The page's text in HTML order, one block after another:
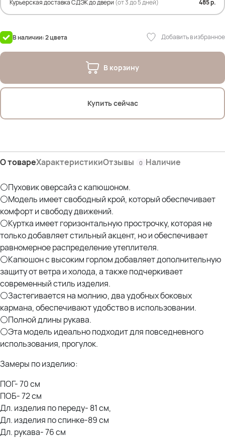
Дл. изделия по переду- 81 см,
Дл. изделия по спинке-89 см
Дл. рукава- 76 см
90% пух белой утки, 10% перо
На фото модель Дарья- 54р
Курьерская доставка СДЭК до двери (от 3 до 5 дней) 485 р.
В наличии: 2 цвета Добавить в избранное
В корзину
Купить сейчас
О товареХарактеристикиОтзывы 0 Наличие
⚪Пуховик оверсайз с капюшоном.
⚪Модель имеет свободный крой, который обеспечивает
комфорт и свободу движений.
⚪Куртка имеет горизонтальную прострочку, которая не
только добавляет стильный акцент, но и обеспечивает
равномерное распределение утеплителя.
⚪Капюшон с высоким горлом добавляет дополнительную
защиту от ветра и холода, а также подчеркивает
современный стиль изделия.
⚪Застегивается на молнию, два удобных боковых
кармана, обеспечивают удобство в использовании.
⚪Полной длины рукава.
⚪Эта модель идеально подходит для повседневного
использования, прогулок.
Замеры по изделию:
ПОГ- 70 см
ПОБ- 72 см
Дл. изделия по переду- 81 см,
Дл. изделия по спинке-89 см
Дл. рукава- 76 см